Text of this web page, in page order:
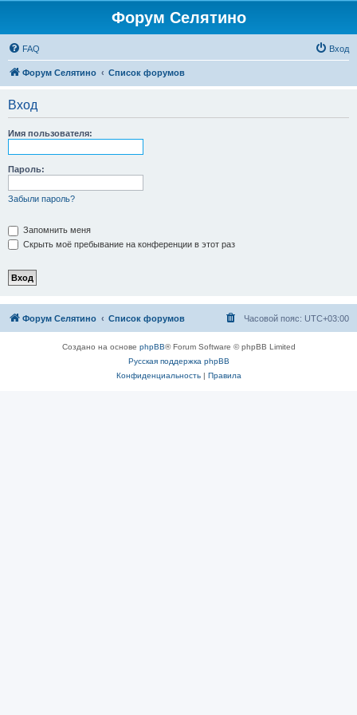
Форум Селятино
FAQ Вход
Форум Селятино Список форумов
Вход
Имя пользователя:
Пароль:
Забыли пароль?
Запомнить меня
Скрыть моё пребывание на конференции в этот раз
Форум Селятино Список форумов Часовой пояс: UTC+03:00
Создано на основе phpBB® Forum Software © phpBB Limited
Русская поддержка phpBB
Конфиденциальность| Правила